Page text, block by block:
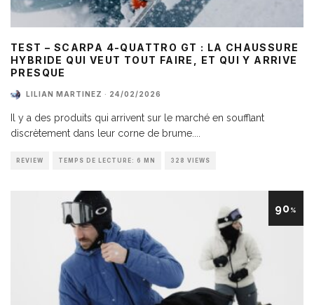
TEST – SCARPA 4-QUATTRO GT : LA CHAUSSURE
HYBRIDE QUI VEUT TOUT FAIRE, ET QUI Y ARRIVE
PRESQUE
LILIAN MARTINEZ · 24/02/2026
Il y a des produits qui arrivent sur le marché en soufflant
discrètement dans leur corne de brume.
REVIEW TEMPS DE LECTURE: 6 MN 328 VIEWS
90%